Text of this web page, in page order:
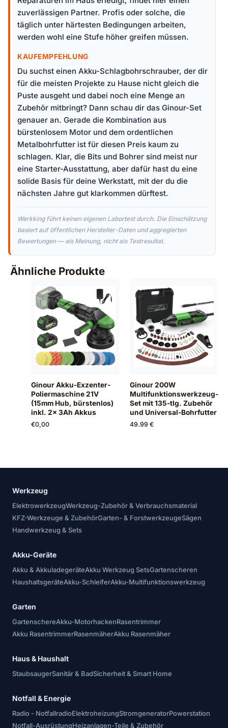
zuverlässigen Partner. Profis oder solche, die
täglich unter härtesten Bedingungen arbeiten,
werden wohl eine Stufe höher greifen müssen.
KAUFEMPFEHLUNG
Du suchst einen Akku-Schlagbohrschrauber, der dir
für die meisten Projekte zu Hause nicht gleich die
Puste ausgeht und dabei noch eine Menge an
Zubehör mitbringt? Dann schau dir das Ginour-Set
genauer an. Gerade die Kombination aus
bürstenlosem Motor und dem ordentlichen
Metalbohrfutter ist für diesen Preis kaum zu
schlagen. Klar, die Bits und Bohrer sind meist nur
eine Starter-Ausstattung, aber dafür hast du eine
solide Basis für deine Werkstatt, mit der du die
nächsten Jahre gut klarkommen dürftest.
Werkking führt keinen eigenen Labortest durch. Die Einschätzung
basiert auf öffentlichen Hersteller-Daten und aggregierten
Bewertungen — als Meinung, nicht als Testresultat.
Ähnliche Produkte
Ginour Akku-Exzenter-
Poliermaschine 21V
(15mm Hub, bürstenlos)
inkl. 2x 3Ah Akkus
€0,00
Ginour 200W
Multifunktionswerkzeug-
Set mit 135-tlg. Zubehör
und Universal-Bohrfutter
49.99 €
Werkzeug
ElektrowerkzeugWerkzeug-Zubehör & Verbrauchsmaterial
KFZ-Werkzeuge & ZubehörGarten- & ForstwerkzeugeSägen
Handwerkzeug & Sets
Akku-Geräte
Akku & AkkuladegeräteAkku Werkzeug SetsGartenscheren
HaushaltsgeräteAkku-SchleiferAkku-Multifunktionswerkzeug
Garten
GartenschereAkku-MotorhackenRasentrimmer
Akku RasentrimmerRasenmäherAkku Rasenmäher
Haus & Haushalt
StaubsaugerSanitär & BadSicherheit & Smart Home
Notfall & Energie
Radio - NotfallradioElektroheizungStromgeneratorPowerstation
Notfall-AusrüstungHeizanlagen-Teile & Zubehör